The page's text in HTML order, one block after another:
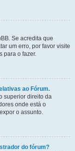
Se acredita que
um erro, por favor visite
para o fazer.
ao Fórum.
superior direito da
onde está o
o assunto.
do fórum?